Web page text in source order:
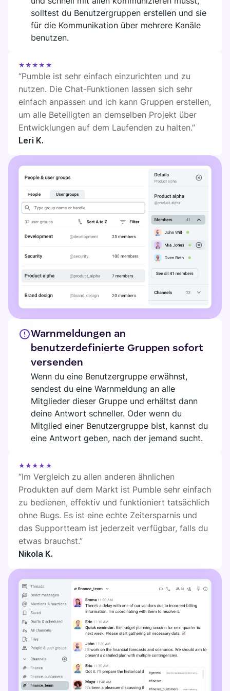
Plaky
Google Drive
MARKTPLATZ
Entdecke neue Apps, die perfekt zu den Anforderungen
deines Teams passen
Marktplatz besuchen
DIGITALES HQ
Verbinde dein Team, deine Partner und deine Tools
Entdecke das digitale HQ
solltest du Benutzergruppen erstellen und sie
für die Kommunikation über mehrere Kanäle
benutzen.
★★★★★
“Pumble ist sehr einfach einzurichten und zu
nutzen. Die Chat-Funktionen lassen sich sehr
einfach anpassen und ich kann Gruppen erstellen,
um alle Beteiligten an demselben Projekt über
Entwicklungen auf dem Laufenden zu halten.”
Leri K.
Warnmeldungen an
benutzerdefinierte Gruppen sofort
versenden
Wenn du eine Benutzergruppe erwähnst,
sendest du eine Warnmeldung an alle
Mitglieder dieser Gruppe und erhältst dann
deine Antwort schneller. Oder wenn du
Mitglied einer Benutzergruppe bist, kannst du
eine Antwort geben, nach der jemand sucht.
★★★★★
“Im Vergleich zu allen anderen ähnlichen
Produkten auf dem Markt ist Pumble sehr einfach
zu bedienen, effektiv und funktioniert tatsächlich
ohne Bugs. Es ist eine echte Zeitersparnis und
das Supportteam ist jederzeit verfügbar, falls du
etwas brauchst.”
Nikola K.